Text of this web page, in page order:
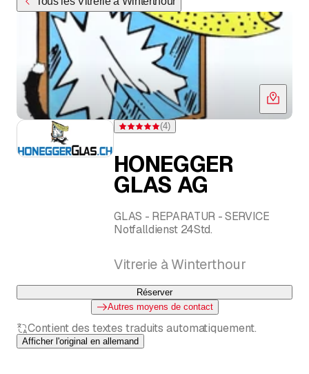
Note 5 sur 5 étoiles pour 4 évaluations
(4)
HONEGGER
GLAS AG
GLAS - REPARATUR - SERVICE
Notfalldienst 24Std.
Vitrerie à Winterthour
Réserver
Autres moyens de contact
Contient des textes traduits automatiquement.
Afficher l'original en allemand